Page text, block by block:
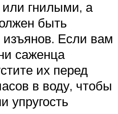
гнилыми, а
быть
Если вам
саженца
их перед
в воду, чтобы
упругость